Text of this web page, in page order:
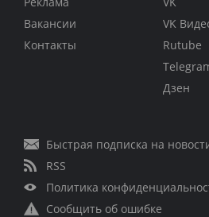
Вакансии
Контакты
VK
Rutube
Дзен
Быстрая подписка на
RSS
Политика
Сообщить об ошибке